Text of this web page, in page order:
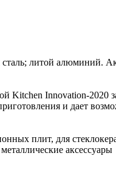
литой алюминий.
Kitchen Innovation-
и дает
плит, для
аксессуары